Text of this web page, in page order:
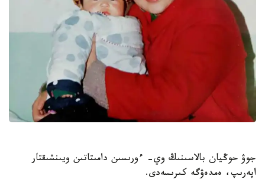
جوۋ حوڭيان بالاسىنىڭ وي- ءورىسىن دامىتاتىن ويىنشىقتار
اپەرىپ، ەمدەۋگە كىرىسەدى.